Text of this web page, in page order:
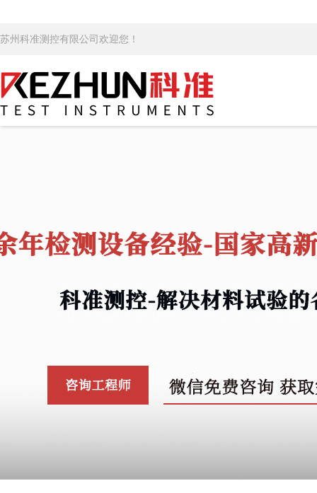
苏州科准测控有限公司欢迎您！